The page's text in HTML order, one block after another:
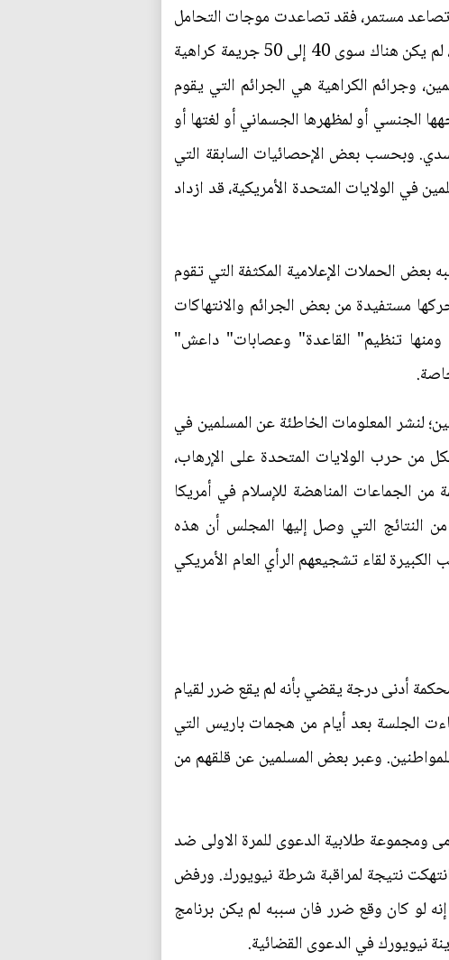
تصاعد مستمر، فقد تصاعدت موجات التحامل
والكراهية ضد المسلمين بشكل كبير بعد أحداث الحادي عشر من سبتمبر، وقبل أحداث 11 سبتمبر، لم يكن هناك سوى 40 إلى 50 جريمة كراهية
يقرب من 500 جريمة كراهية ضد المسلمين، وجرائم الكراهية هي الجرائم التي يقوم
الجنسي أو لمظهرها الجسماني أو لغتها أو
وبحسب بعض الإحصائيات السابقة التي
في الولايات المتحدة الأمريكية، قد ازداد
بعض الحملات الإعلامية المكثفة التي تقوم
مستفيدة من بعض الجرائم والانتهاكات
ومنها تنظيم" القاعدة" وعصابات" داعش"
لنشر المعلومات الخاطئة عن المسلمين في
من حرب الولايات المتحدة على الإرهاب،
الفلسطينيين. ووفقًا لمجلس العلاقات الإسلامية الأمريكية، حققت 37 منظمة من الجماعات المناهضة للإسلام في أمريكا
الفترة ما بين عامي 2008 إلى 2011. وكانت واحدة من النتائج التي وصل إليها المجلس أن هذه
لقاء تشجيعهم الرأي العام الأمريكي
أدنى درجة يقضي بأنه لم يقع ضرر لقيام
الجلسة بعد أيام من هجمات باريس التي
وعبر بعض المسلمين عن قلقهم من
ومجموعة طلابية الدعوى للمرة الاولى ضد
انتهكت نتيجة لمراقبة شرطة نيويورك. ورفض
لو كان وقع ضرر فان سببه لم يكن برنامج
نيويورك في الدعوى القضائية.